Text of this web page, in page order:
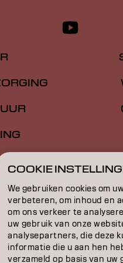
COOKIE
We gebruiken cookies om
verbeteren, om inhoud en
om ons verkeer te
uw gebruik van onze
analysepartners, die deze
informatie die u aan hen
verzameld op basis van